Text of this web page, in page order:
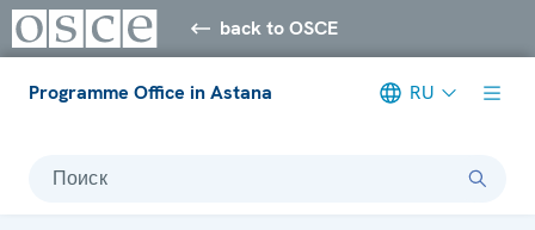
back to OSCE
Programme Office in Astana RU
Поиск